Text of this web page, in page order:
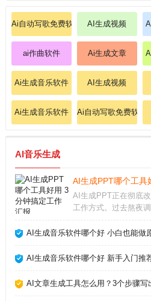
Ai自动写歌免费软件 AI生成视频
ai作曲软件 Ai生成文章
Ai生成音乐软件 AI生成视频
Ai生成音乐软件 Ai自动写歌免费软件
AI音乐生成
AI生成PPT哪个工具
AI生成PPT正在彻底
工作方式。过去熬夜
几分钟就能完成。从
是根据文字内容自动
AI生成音乐软件哪个好 小白也能做
AI生成音乐软件哪个好 新手入门推
AI文章生成工具怎么用？3个步骤写